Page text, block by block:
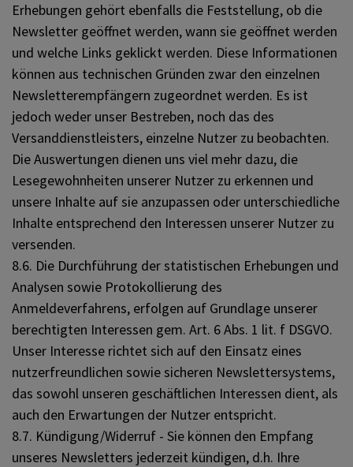
Erhebungen gehört ebenfalls die Feststellung, ob die
Newsletter geöffnet werden, wann sie geöffnet werden
und welche Links geklickt werden. Diese Informationen
können aus technischen Gründen zwar den einzelnen
Newsletterempfängern zugeordnet werden. Es ist
jedoch weder unser Bestreben, noch das des
Versanddienstleisters, einzelne Nutzer zu beobachten.
Die Auswertungen dienen uns viel mehr dazu, die
Lesegewohnheiten unserer Nutzer zu erkennen und
unsere Inhalte auf sie anzupassen oder unterschiedliche
Inhalte entsprechend den Interessen unserer Nutzer zu
versenden.
8.6. Die Durchführung der statistischen Erhebungen und
Analysen sowie Protokollierung des
Anmeldeverfahrens, erfolgen auf Grundlage unserer
berechtigten Interessen gem. Art. 6 Abs. 1 lit. f DSGVO.
Unser Interesse richtet sich auf den Einsatz eines
nutzerfreundlichen sowie sicheren Newslettersystems,
das sowohl unseren geschäftlichen Interessen dient, als
auch den Erwartungen der Nutzer entspricht.
8.7. Kündigung/Widerruf - Sie können den Empfang
unseres Newsletters jederzeit kündigen, d.h. Ihre